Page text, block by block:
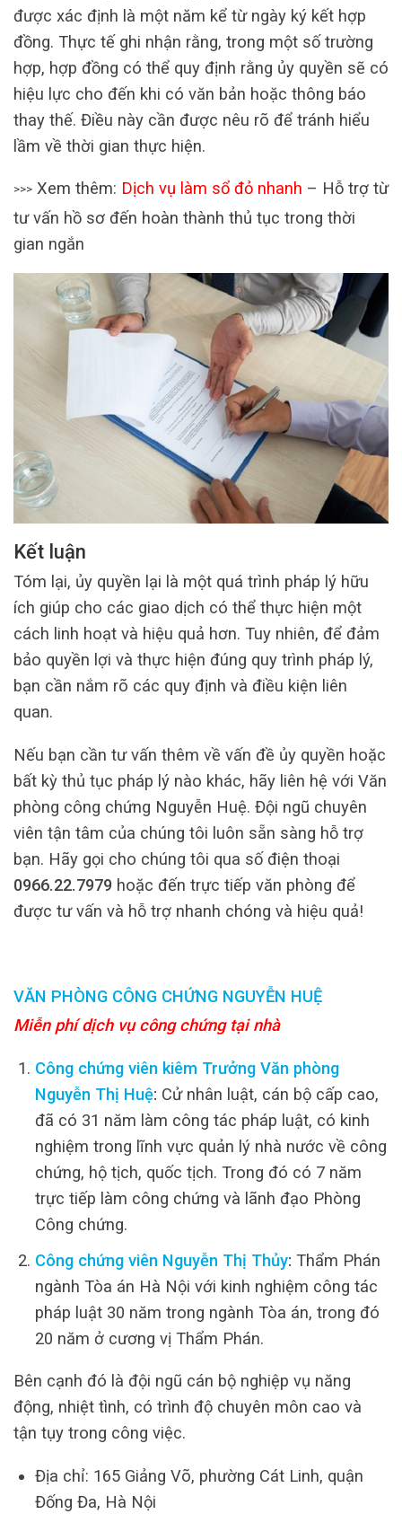
được xác định là một năm kể từ ngày ký kết hợp
đồng. Thực tế ghi nhận rằng, trong một số trường
hợp, hợp đồng có thể quy định rằng ủy quyền sẽ có
hiệu lực cho đến khi có văn bản hoặc thông báo
thay thế. Điều này cần được nêu rõ để tránh hiểu
lầm về thời gian thực hiện.
>>> Xem thêm: Dịch vụ làm sổ đỏ nhanh – Hỗ trợ từ
tư vấn hồ sơ đến hoàn thành thủ tục trong thời
gian ngắn
Kết luận
Tóm lại, ủy quyền lại là một quá trình pháp lý hữu
ích giúp cho các giao dịch có thể thực hiện một
cách linh hoạt và hiệu quả hơn. Tuy nhiên, để đảm
bảo quyền lợi và thực hiện đúng quy trình pháp lý,
bạn cần nắm rõ các quy định và điều kiện liên
quan.
Nếu bạn cần tư vấn thêm về vấn đề ủy quyền hoặc
bất kỳ thủ tục pháp lý nào khác, hãy liên hệ với Văn
phòng công chứng Nguyễn Huệ. Đội ngũ chuyên
viên tận tâm của chúng tôi luôn sẵn sàng hỗ trợ
bạn. Hãy gọi cho chúng tôi qua số điện thoại
0966.22.7979 hoặc đến trực tiếp văn phòng để
được tư vấn và hỗ trợ nhanh chóng và hiệu quả!
VĂN PHÒNG CÔNG CHỨNG NGUYỄN HUỆ
Miễn phí dịch vụ công chứng tại nhà
Công chứng viên kiêm Trưởng Văn phòng
Nguyễn Thị Huệ: Cử nhân luật, cán bộ cấp cao,
đã có 31 năm làm công tác pháp luật, có kinh
nghiệm trong lĩnh vực quản lý nhà nước về công
chứng, hộ tịch, quốc tịch. Trong đó có 7 năm
trực tiếp làm công chứng và lãnh đạo Phòng
Công chứng.
Công chứng viên Nguyễn Thị Thủy: Thẩm Phán
ngành Tòa án Hà Nội với kinh nghiệm công tác
pháp luật 30 năm trong ngành Tòa án, trong đó
20 năm ở cương vị Thẩm Phán.
Bên cạnh đó là đội ngũ cán bộ nghiệp vụ năng
động, nhiệt tình, có trình độ chuyên môn cao và
tận tụy trong công việc.
Địa chỉ: 165 Giảng Võ, phường Cát Linh, quận
Đống Đa, Hà Nội